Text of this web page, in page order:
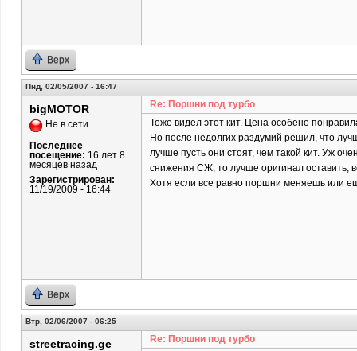
Верх
Пнд, 02/05/2007 - 16:47
bigMOTOR
Не в сети
Последнее
посещение: 16 лет 8
месяцев назад
Зарегистрирован:
11/19/2009 - 16:44
Re: Поршни под турбо
Тоже видел этот кит. Цена особено
Но после недолгих раздумий решил, что
лучше пусть они стоят, чем такой кит. Уж
снижения СЖ, то лучше оригинал оставить,
Хотя если все равно поршни меняешь или
Верх
Втр, 02/06/2007 - 06:25
streetracing.ge
Re: Поршни под турбо